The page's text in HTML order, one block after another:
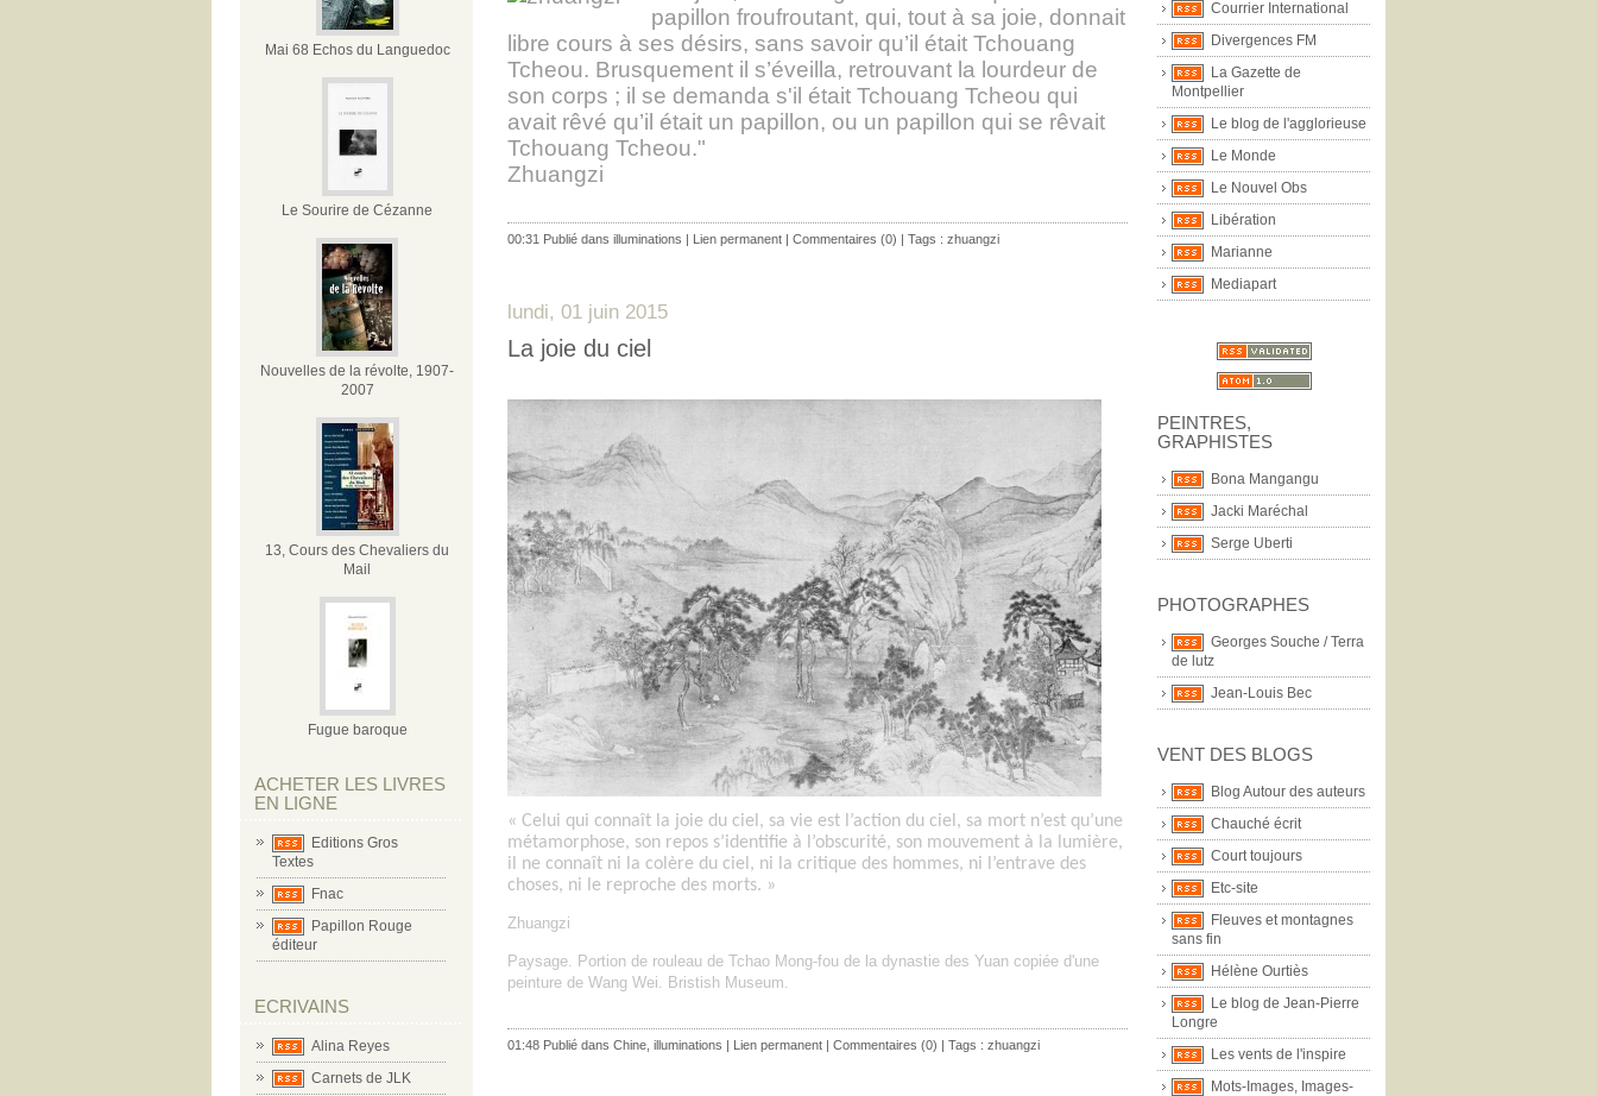
Mai 68 Echos du Languedoc
Le Sourire de Cézanne
Nouvelles de la révolte, 1907-
2007
13, Cours des Chevaliers du
Mail
Fugue baroque
ACHETER LES LIVRES
EN LIGNE
Editions Gros
Textes
Fnac
Papillon Rouge
éditeur
ECRIVAINS
Alina Reyes
Carnets de JLK
Courrier International
Divergences FM
La Gazette de
Montpellier
Le blog de l'agglorieuse
Le Monde
Le Nouvel Obs
Libération
Marianne
Mediapart
PEINTRES,
GRAPHISTES
Bona Mangangu
Jacki Maréchal
Serge Uberti
PHOTOGRAPHES
Georges Souche / Terra
de lutz
Jean-Louis Bec
VENT DES BLOGS
Blog Autour des auteurs
Chauché écrit
Court toujours
Etc-site
Fleuves et montagnes
sans fin
Hélène Ourtiès
Le blog de Jean-Pierre
Longre
Les vents de l'inspire
Mots-Images, Images-
papillon froufroutant, qui, tout à sa joie, donnait
libre cours à ses désirs, sans savoir qu’il était Tchouang
Tcheou. Brusquement il s’éveilla, retrouvant la lourdeur de
son corps ; il se demanda s'il était Tchouang Tcheou qui
avait rêvé qu’il était un papillon, ou un papillon qui se rêvait
Tchouang Tcheou."
Zhuangzi
00:31 Publié dans illuminations | Lien permanent | Commentaires (0) | Tags : zhuangzi
lundi, 01 juin 2015
La joie du ciel
« Celui qui connaît la joie du ciel, sa vie est l’action du ciel, sa mort n’est qu’une
métamorphose, son repos s’identifie à l’obscurité, son mouvement à la lumière,
il ne connaît ni la colère du ciel, ni la critique des hommes, ni l’entrave des
choses, ni le reproche des morts. »
Zhuangzi
Paysage. Portion de rouleau de Tchao Mong-fou de la dynastie des Yuan copiée d'une
peinture de Wang Wei. Bristish Museum.
01:48 Publié dans Chine illuminations | Lien permanent | Commentaires (0) | Tags : zhuangzi